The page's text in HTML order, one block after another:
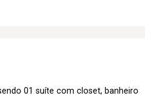
01 suíte com closet, banheiro